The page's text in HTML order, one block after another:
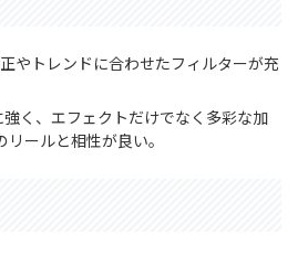
やトレンドに合わせたフィルターが充
強く、エフェクトだけでなく多彩な加
ールと相性が良い。